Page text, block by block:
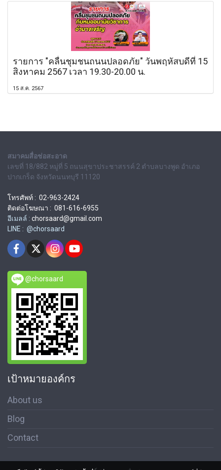
รายการ "คลื่นชุมชนถนนปลอดภัย" วันพฤหัสบดีที่ 15
สิงหาคม 2567 เวลา 19.30-20.00 น.
15 ส.ค. 2567
สมาคมสื่อช่อสะอาด
เลขที่ 18/882 หมู่ที่ 5 ถนนสุขาประชาสรรค์ 2 ตำบลบางพูด อำเภอ
ปากเกร็ด จังหวัดนนทบุรี 11120
โทรศัพท์ : 02-963-2424
ติดต่อโฆษณา : 081-616-6955
อีเมลล์ : chorsaard@gmail.com
LINE : @chorsaard
@chorsaard
เป้าหมายองค์กร
About us
Blog
Contact